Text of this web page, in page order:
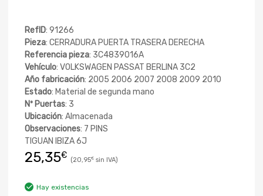
RefID: 91266
Pieza: CERRADURA PUERTA TRASERA DERECHA
Referencia pieza: 3C4839016A
Vehículo: VOLKSWAGEN PASSAT BERLINA 3C2
Año fabricación: 2005 2006 2007 2008 2009 2010
Estado: Material de segunda mano
Nº Puertas: 3
Ubicación: Almacenada
Observaciones: 7 PINS
TIGUAN IBIZA 6J
25,35€ 20,95€
Hay existencias